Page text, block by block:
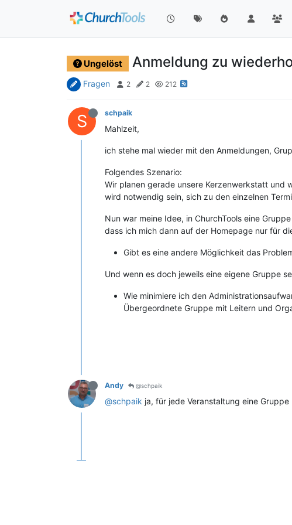
Ungelöst Anmeldung zu
Fragen 2 2 212
S schpaik
Mahlzeit,
ich stehe mal wieder mit den Anmeldungen,
Folgendes Szenario:
Wir planen gerade unsere Kerzenwerkstatt und
wird notwendig sein, sich zu den einzelnen
Nun war meine Idee, in ChurchTools eine
dass ich mich dann auf der Homepage nur für
Gibt es eine andere Möglichkeit das
Und wenn es doch jeweils eine eigene Gruppe
Wie minimiere ich den
Übergeordnete Gruppe mit Leitern und
Andy @schpaik
@schpaik ja, für jede Veranstaltung eine